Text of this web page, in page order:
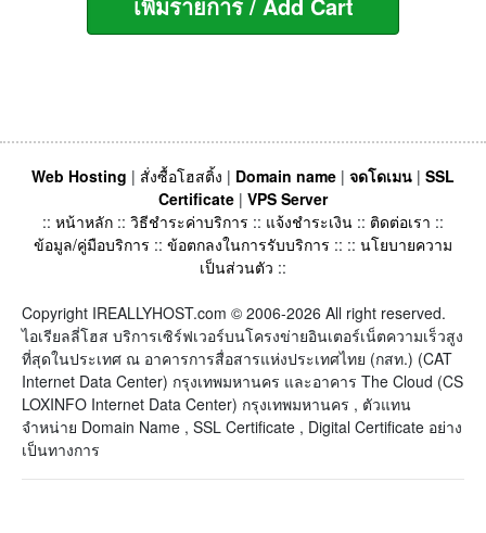
Web Hosting | สั่งซื้อโฮสติ้ง | Domain name | จดโดเมน | SSL
Certificate | VPS Server
:: หน้าหลัก :: วิธีชำระค่าบริการ :: แจ้งชำระเงิน :: ติดต่อเรา ::
ข้อมูล/คู่มือบริการ :: ข้อตกลงในการรับบริการ :: :: นโยบายความ
เป็นส่วนตัว ::
Copyright IREALLYHOST.com © 2006-2026 All right reserved.
ไอเรียลลี่โฮส บริการเซิร์ฟเวอร์บนโครงข่ายอินเตอร์เน็ตความเร็วสูง
ที่สุดในประเทศ ณ อาคารการสื่อสารแห่งประเทศไทย (กสท.) (CAT
Internet Data Center) กรุงเทพมหานคร และอาคาร The Cloud (CS
LOXINFO Internet Data Center) กรุงเทพมหานคร , ตัวแทน
จำหน่าย Domain Name , SSL Certificate , Digital Certificate อย่าง
เป็นทางการ